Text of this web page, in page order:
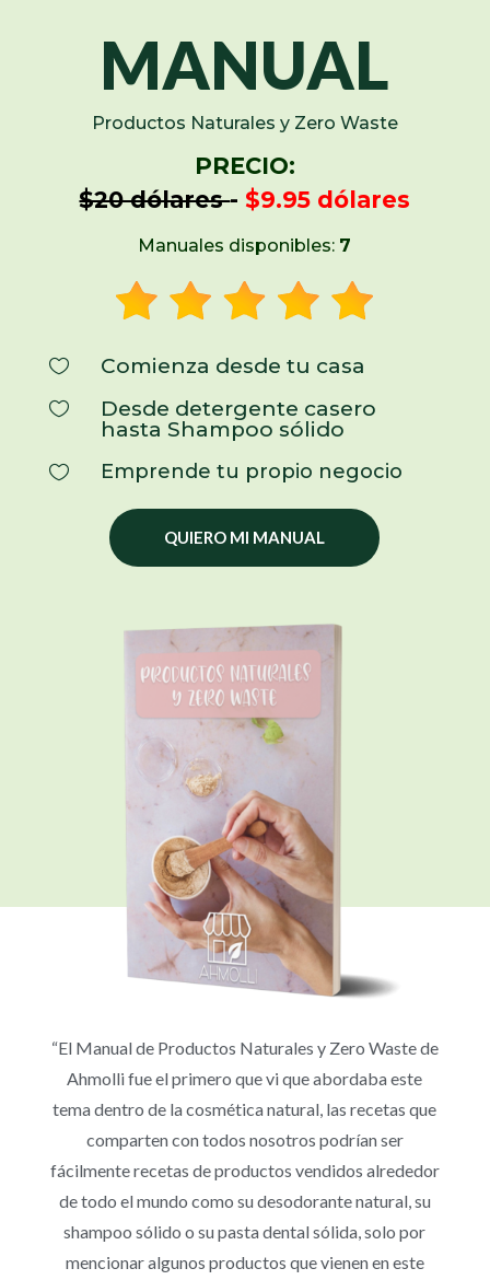
MANUAL
Productos Naturales y Zero Waste
PRECIO:
$20 dólares- $9.95 dólares
Manuales disponibles: 7
 Comienza desde tu casa

Desde detergente casero
hasta Shampoo sólido
 Emprende tu propio negocio
QUIERO MI MANUAL
“El Manual de Productos Naturales y Zero Waste de
Ahmolli fue el primero que vi que abordaba este
tema dentro de la cosmética natural, las recetas que
comparten con todos nosotros podrían ser
fácilmente recetas de productos vendidos alrededor
de todo el mundo como su desodorante natural, su
shampoo sólido o su pasta dental sólida, solo por
mencionar algunos productos que vienen en este